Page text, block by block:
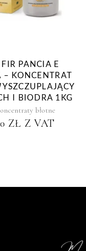
PANCIA E
– KONCENTRAT
I BIODRA 1KG
błotne
ZŁ Z VAT